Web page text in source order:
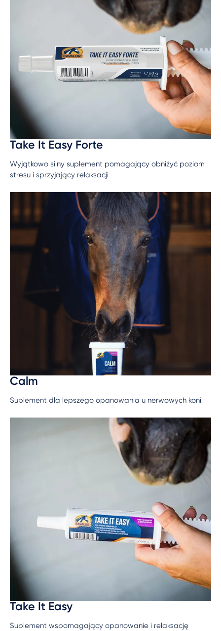
Take It Easy Forte
Wyjątkowo silny suplement pomagający obniżyć poziom
stresu i sprzyjający relaksacji
Calm
Suplement dla lepszego opanowania u nerwowych koni
Take It Easy
Suplement wspomagający opanowanie i relaksację